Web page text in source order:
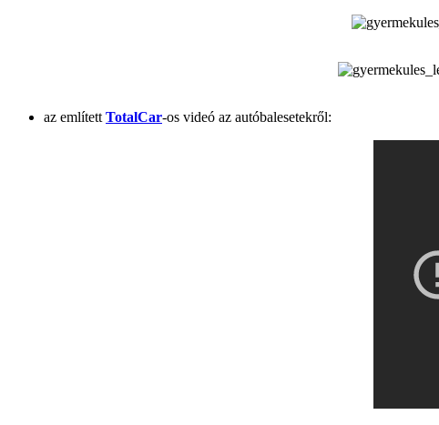
az említett TotalCar-os videó az autóbalesetekről: